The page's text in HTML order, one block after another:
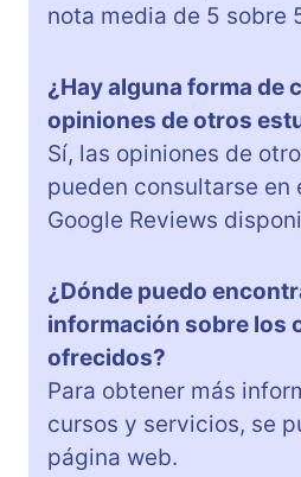
nota media de 5 sobre
¿Hay alguna forma de
opiniones de otros
Sí, las opiniones de
pueden consultarse en
Google Reviews
¿Dónde puedo
información sobre los
ofrecidos?
Para obtener más
cursos y servicios, se
página web.